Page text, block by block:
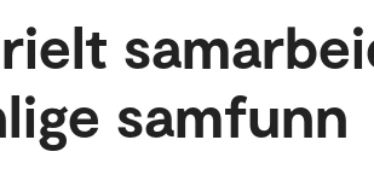
samfunn